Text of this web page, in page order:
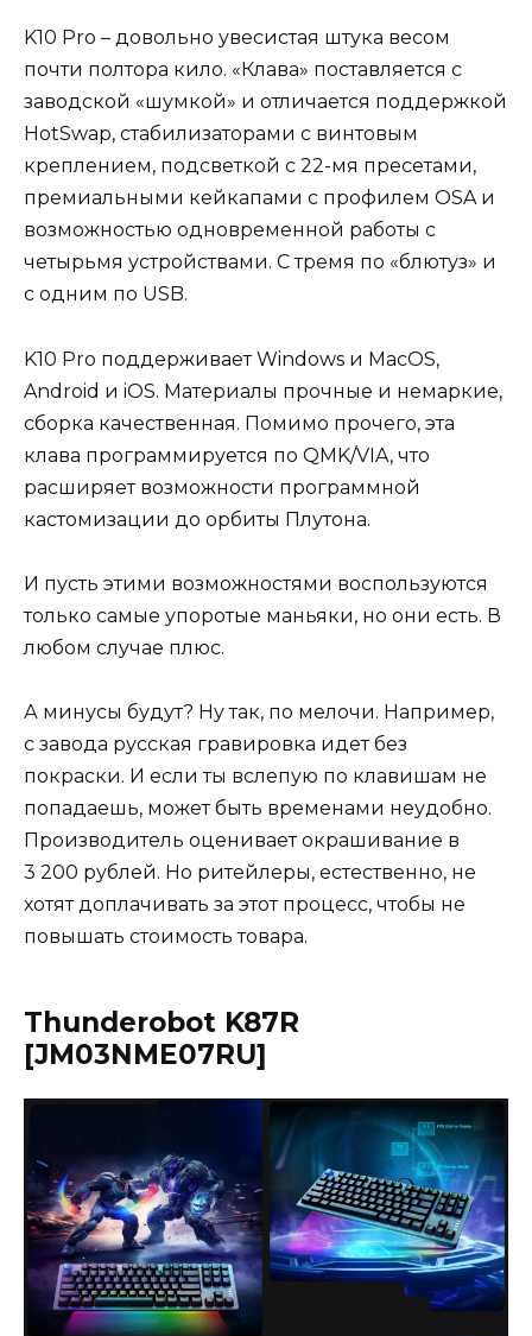
K10 Pro – довольно увесистая штука весом
почти полтора кило. «Клава» поставляется с
заводской «шумкой» и отличается поддержкой
HotSwap, стабилизаторами с винтовым
креплением, подсветкой с 22-мя пресетами,
премиальными кейкапами с профилем OSA и
возможностью одновременной работы с
четырьмя устройствами. С тремя по «блютуз» и
с одним по USB.
K10 Pro поддерживает Windows и MacOS,
Android и iOS. Материалы прочные и немаркие,
сборка качественная. Помимо прочего, эта
клава программируется по QMK/VIA, что
расширяет возможности программной
кастомизации до орбиты Плутона.
И пусть этими возможностями воспользуются
только самые упоротые маньяки, но они есть. В
любом случае плюс.
А минусы будут? Ну так, по мелочи. Например,
с завода русская гравировка идет без
покраски. И если ты вслепую по клавишам не
попадаешь, может быть временами неудобно.
Производитель оценивает окрашивание в
3 200 рублей. Но ритейлеры, естественно, не
хотят доплачивать за этот процесс, чтобы не
повышать стоимость товара.
Thunderobot K87R
[JM03NME07RU]